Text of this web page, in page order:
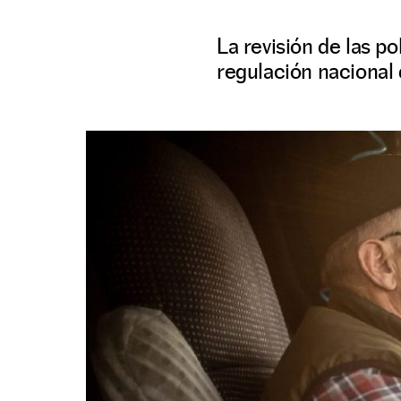
La revisión de las
regulación nacional